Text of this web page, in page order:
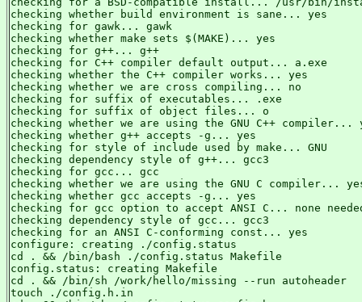
checking whether build environment is sane... yes
checking for gawk... gawk
checking whether make sets $(MAKE)... yes
checking for g++... g++
checking for C++ compiler default output... a.exe
checking whether the C++ compiler works... yes
checking whether we are cross compiling... no
checking for suffix of executables... .exe
checking for suffix of object files... o
checking whether we are using the GNU C++ compiler...
checking whether g++ accepts -g... yes
checking for style of include used by make... GNU
checking dependency style of g++... gcc3
checking for gcc... gcc
checking whether we are using the GNU C compiler...
checking whether gcc accepts -g... yes
checking for gcc option to accept ANSI C... none
checking dependency style of gcc... gcc3
checking for an ANSI C-conforming const... yes
configure: creating ./config.status
cd . && /bin/bash ./config.status Makefile
config.status: creating Makefile
cd . && /bin/sh /work/hello/missing --run autoheader
touch ./config.h.in